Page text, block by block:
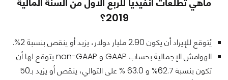
2019؟
يُتوقع للإيراد أن يكون 2.90 مليار دولار، يزيد أو ينقص بنسبة 2%.
الهوامش الإجمالية بحساب GAAP و non-GAAP يتوقع لها أن
تكون بنسبة 62.7% و 63.0 % على التوالي، ينقص أو يزيد بـ50